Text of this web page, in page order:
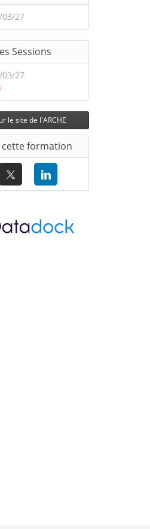
27
Sessions
27
le site de l'ARCHE
cette formation